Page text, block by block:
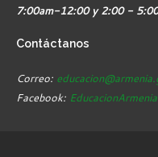
7:00am-12:00 y 2:00 -
Contáctanos
Correo:
Facebook: EducacionArmenia